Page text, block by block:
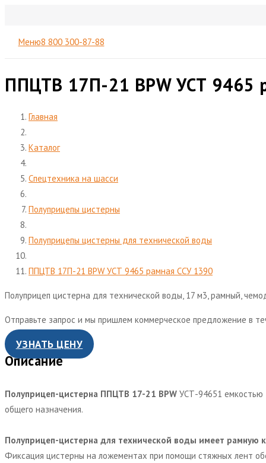
Меню8 800 300-87-88
ППЦТВ 17П-21 BPW УСТ 9465
Главная
Каталог
Спецтехника на шасси
Полуприцепы цистерны
Полуприцепы цистерны для технической воды
ППЦТВ 17П-21 BPW УСТ 9465 рамная ССУ 1390
Полуприцеп цистерна для технической воды, 17 м3, рамный,
Отправьте запрос и мы пришлем коммерческое предложение в
УЗНАТЬ ЦЕНУ
Описание
Полуприцеп-цистерна ППЦТВ 17-21 BPW УСТ-94651 емкостью
общего назначения.
Полуприцеп-цистерна для технической воды имеет рамную
Фиксация цистерны на ложементах при помощи стяжных лент